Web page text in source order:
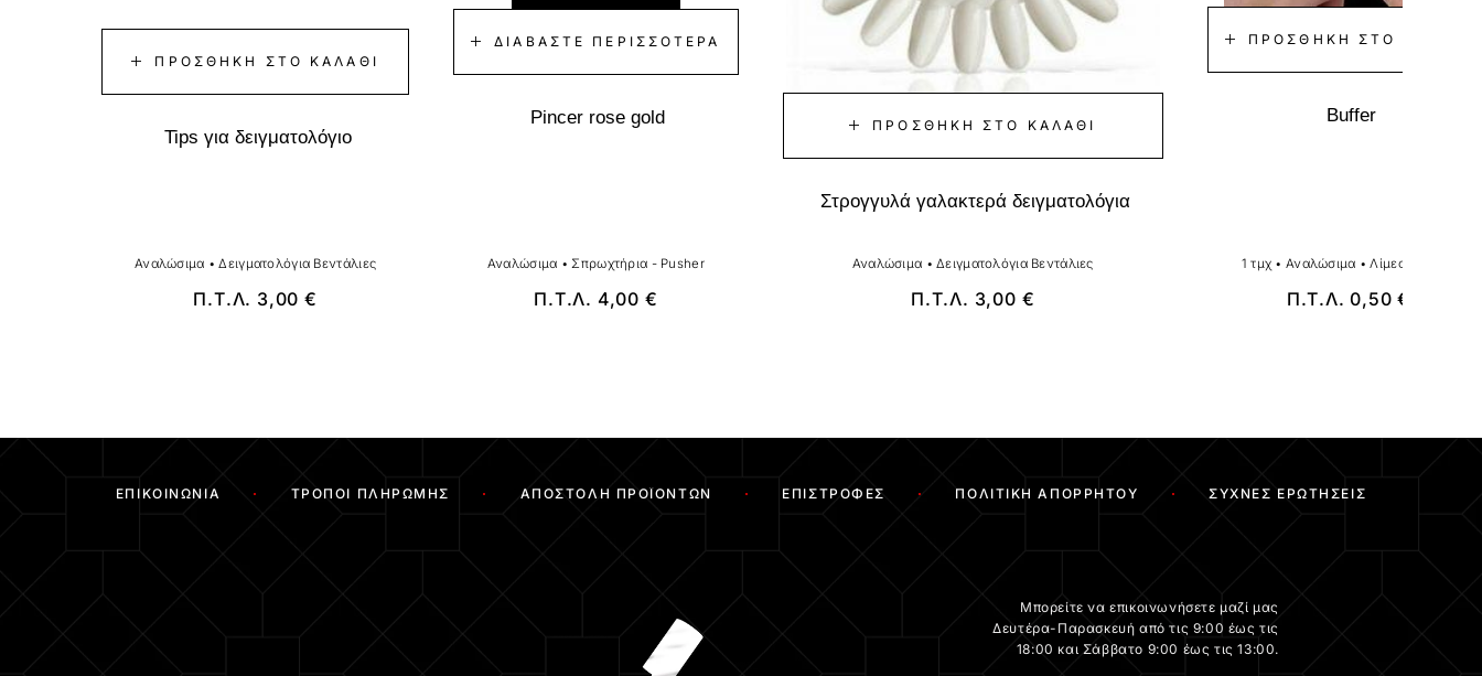
ΠΡΟΣΘΉΚΗ ΣΤΟ ΚΑΛΆΘΙ
Tips για δειγματολόγιο
Αναλώσιμα •Δειγματολόγια Βεντάλιες
Π.Τ.Λ. 3,00 €
ΔΙΑΒΆΣΤΕ ΠΕΡΙΣΣΌΤΕΡΑ
Pincer rose gold
Αναλώσιμα •Σπρωχτήρια - Pusher
Π.Τ.Λ. 4,00 €
ΠΡΟΣΘΉΚΗ ΣΤΟ ΚΑΛΆΘΙ
Στρογγυλά γαλακτερά δειγματολόγια
Αναλώσιμα •Δειγματολόγια Βεντάλιες
Π.Τ.Λ. 3,00 €
ΠΡΟΣΘΉΚΗ ΣΤΟ ΚΑΛΆΘΙ
Buffer
1 τμχ • Αναλώσιμα •Λίμες - Buffer
Π.Τ.Λ.0,50€
ΕΠΙΚΟΙΝΩΝΊΑ ΤΡΌΠΟΙ ΠΛΗΡΩΜΉΣ ΑΠΟΣΤΟΛΉ ΠΡΟΪΌΝΤΩΝ ΕΠΙΣΤΡΟΦΈΣ ΠΟΛΙΤΙΚΉ ΑΠΟΡΡΉΤΟΥ ΣΥΧΝΈΣ ΕΡΩΤΉΣΕΙΣ
Μπορείτε να επικοινωνήσετε μαζί μας
Δευτέρα-Παρασκευή από τις 9:00 έως τις
18:00 και Σάββατο 9:00 έως τις 13:00.